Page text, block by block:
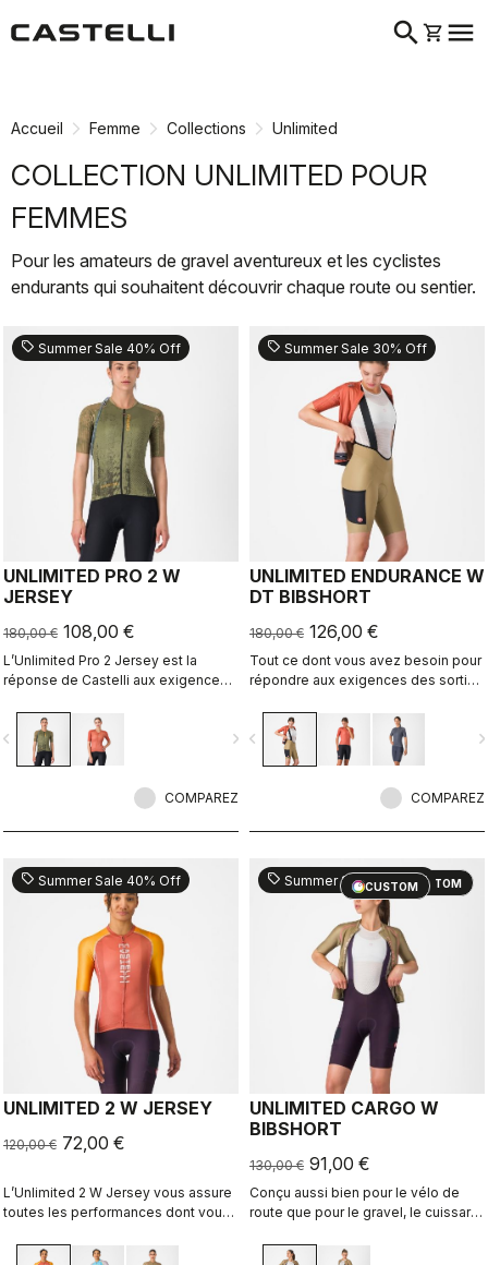
directement
navigation
directement
search shopping_cart menu
Accueil Femme Collections Unlimited
COLLECTION UNLIMITED POUR
FEMMES
Pour les amateurs de gravel aventureux et les cyclistes
endurants qui souhaitent découvrir chaque route ou sentier.
sell Summer Sale 40% Off
UNLIMITED PRO 2 W
JERSEY
180,00 € 108,00 €
L’Unlimited Pro 2 Jersey est la
réponse de Castelli aux exigences
gravel qui veulent profiter du
moindre gain marginal, sans sacrifier
l’esprit du sport.
navigate_next
COMPAREZ
sell Summer Sale 30% Off
UNLIMITED ENDURANCE W
DT BIBSHORT
180,00 € 126,00 €
Tout ce dont vous avez besoin pour
répondre aux exigences des sorties
inégalable et grande capacité de
rangement.
navigate_before
COMPAREZ
sell Summer Sale 40% Off
UNLIMITED 2 W JERSEY
120,00 € 72,00 €
L’Unlimited 2 W Jersey vous assure
toutes les performances dont vous
longues heures sur votre vélo
CUSTOM
sell Summer Sale 30% Off
CUSTOM
UNLIMITED CARGO W
BIBSHORT
130,00 € 91,00 €
Conçu aussi bien pour le vélo de
route que pour le gravel, le cuissard
aucune limite. Ce short doté de